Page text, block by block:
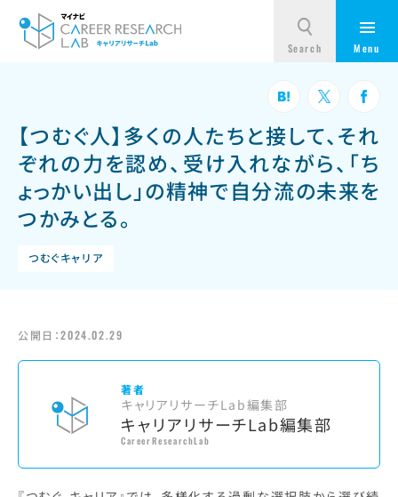
【つむぐ人】多くの人たちと接して、それ
ぞれの力を認め、受け入れながら、「ち
ょっかい出し」の精神で自分流の未来を
つかみとる。
つむぐキャリア
公開日：2024.02.29
著者
キャリアリサーチLab編集部
キャリアリサーチLab編集部
CareerResearchLab